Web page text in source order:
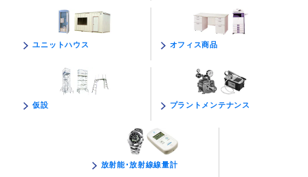
ユニットハウス オフィス商品
仮設 プラントメンテナンス
放射能･放射線線量計